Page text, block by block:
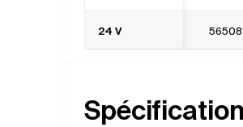
24 V